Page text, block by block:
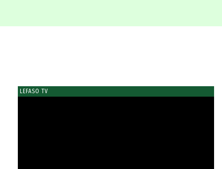
LEFASO TV